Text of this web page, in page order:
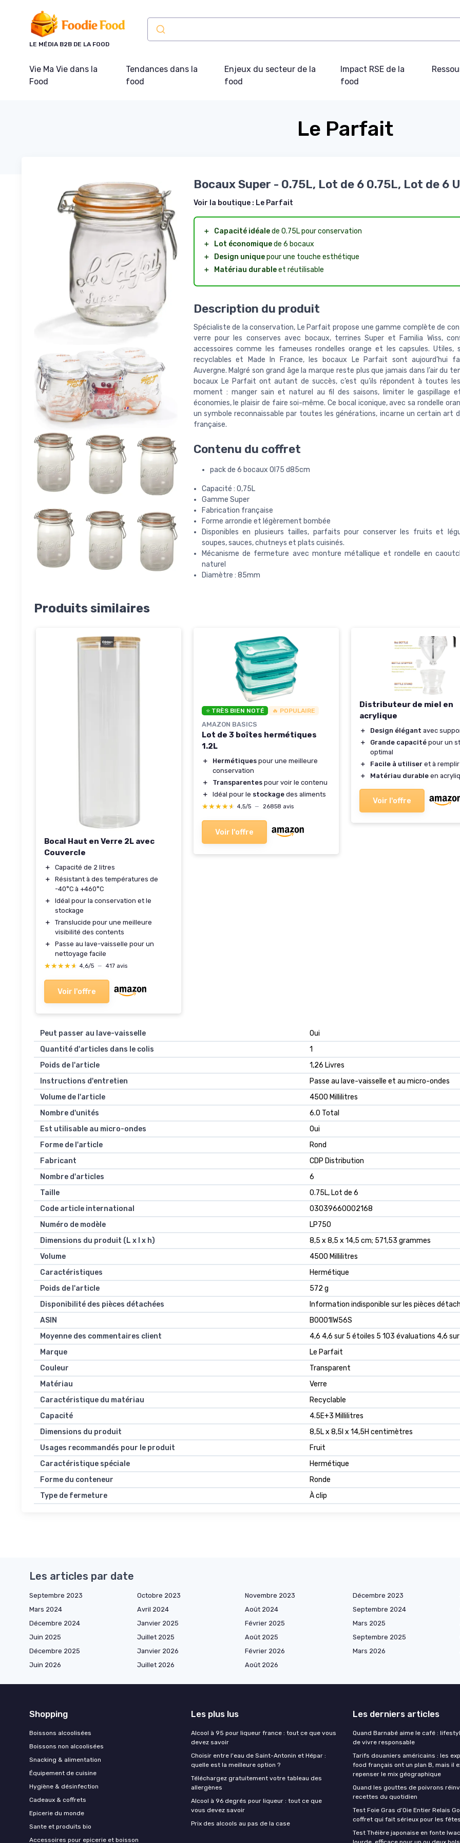
LE MÉDIA B2B DE LA FOOD
Vie Ma Vie dans la
Food
Tendances dans la
food
Enjeux du secteur de la
food
Impact RSE de la
food
Le Parfait
Bocaux Super - 0.75L, Lot de 6 0.75L, Lot de 6
Voir la boutique : Le Parfait
＋ Capacité idéalede 0.75L pour conservation
＋
Lot économiquede 6 bocaux
＋
Design uniquepour une touche esthétique
＋
Matériau durableet réutilisable
Description du produit
Spécialiste de la conservation, Le Parfait propose une gamme complète de
verre pour les conserves avec bocaux, terrines Super et Familia Wiss,
accessoires comme les fameuses rondelles orange et les capsules. Utiles,
recyclables et Made In France, les bocaux Le Parfait sont aujourd’hui
Auvergne. Malgré son grand âge la marque reste plus que jamais dans l’air du
bocaux Le Parfait ont autant de succès, c’est qu’ils répondent à toutes
moment : manger sain et naturel au fil des saisons, limiter le gaspillage
économies, le plaisir de faire soi-même. Ce bocal iconique, avec sa rondelle
un symbole reconnaissable par toutes les générations, incarne un certain art
française.
Contenu du coffret
pack de 6 bocaux 0l75 d85cm
Capacité : 0,75L
Gamme Super
Fabrication française
Forme arrondie et légèrement bombée
Disponibles en plusieurs tailles, parfaits pour conserver les fruits et
soupes, sauces, chutneys et plats cuisinés.
Mécanisme de fermeture avec monture métallique et rondelle en
naturel
Diamètre : 85mm
Produits similaires
Bocal Haut en Verre 2L avec
Couvercle
＋
Capacité de 2 litres
＋
Résistant à des températures de
-40°C à +460°C
＋
Idéal pour la conservation et le
stockage
＋
Translucide pour une meilleure
visibilité des contents
＋
Passe au lave-vaisselle pour un
nettoyage facile
★★★★★
★★★★★ 4,6/5 — 417 avis
Voir l'offre
⭐ TRÈS BIEN NOTÉ 🔥 POPULAIRE
AMAZON BASICS
Lot de 3 boîtes hermétiques
1.2L
＋ Hermétiques pour une meilleure
conservation
＋
Transparentes pour voir le contenu
＋
Idéal pour le stockage des aliments
★★★★★
★★★★★ 4,5/5 — 26858 avis
Voir l'offre
Distributeur de miel en
acrylique
＋ Design élégant avec
＋
Grande capacité pour un
optimal
＋
Facile à utiliser et à remplir
＋
Matériau durable en
Voir l'offre
Peut passer au lave-vaisselle
‎Oui
Quantité d'articles dans le colis
‎1
Poids de l'article
‎1,26 Livres
Instructions d'entretien
‎Passe au lave-vaisselle et au micro-ondes
Volume de l'article
‎4500 Millilitres
Nombre d'unités
‎6.0 Total
Est utilisable au micro-ondes
‎Oui
Forme de l'article
‎Rond
Fabricant
‎CDP Distribution
Nombre d'articles
‎6
Taille
‎0.75L, Lot de 6
Code article international
‎03039660002168
Numéro de modèle
‎LP750
Dimensions du produit (L x l x h)
‎8,5 x 8,5 x 14,5 cm; 571,53 grammes
Volume
‎4500 Millilitres
Caractéristiques
‎Hermétique
Poids de l'article
‎572 g
Disponibilité des pièces détachées
‎Information indisponible sur les pièces
ASIN
B0001IW56S
Moyenne des commentaires client
4,6 4,6 sur 5 étoiles 5 103 évaluations 4,6
Marque
Le Parfait
Couleur
Transparent
Matériau
Verre
Caractéristique du matériau
Recyclable
Capacité
4.5E+3 Millilitres
Dimensions du produit
8,5L x 8,5l x 14,5H centimètres
Usages recommandés pour le produit
Fruit
Caractéristique spéciale
Hermétique
Forme du conteneur
Ronde
Type de fermeture
À clip
Les articles par date
Septembre 2023 Octobre 2023 Novembre 2023 Décembre 2023
Mars 2024
Avril 2024 Août 2024 Septembre 2024
Décembre 2024
Janvier 2025 Février 2025 Mars 2025
Juin 2025
Juillet 2025 Août 2025 Septembre 2025
Décembre 2025
Janvier 2026 Février 2026 Mars 2026
Juin 2026
Juillet 2026 Août 2026
Shopping
Boissons alcoolisées
Boissons non alcoolisées
Snacking & alimentation
Équipement de cuisine
Hygiène & désinfection
Cadeaux & coffrets
Epicerie du monde
Sante et produits bio
Accessoires pour epicerie et boisson
Les plus lus
Alcool à 95 pour liqueur france : tout ce que vous
devez savoir
Choisir entre l'eau de Saint-Antonin et Hépar :
quelle est la meilleure option ?
Téléchargez gratuitement votre tableau des
allergènes
Alcool à 96 degrés pour liqueur : tout ce que
vous devez savoir
Prix des alcools au pas de la case
Les derniers articles
Quand Barnabé aime le café :
de vivre responsable
Tarifs douaniers américains : les
food français ont un plan B, mais il
repenser le mix géographique
Quand les gouttes de poivrons
recettes du quotidien
Test Foie Gras d’Oie Entier Relais
coffret qui fait sérieux pour les fêtes
Test Théière japonaise en fonte